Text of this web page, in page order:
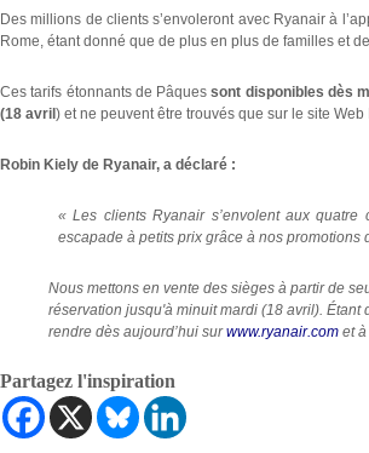
Des millions de clients s’envoleront avec Ryanair à
Rome, étant donné que de plus en plus de familles et
Ces tarifs étonnants de Pâquessont disponibles dès
(18 avril) et ne peuvent être trouvés que sur le site Web
Robin Kiely de Ryanair, a déclaré :
« Les clients Ryanair s’envolent aux
escapade à petits prix grâce à nos promotions
Nous mettons en vente des sièges à partir de
réservation jusqu'à minuit mardi (18 avril).
rendre dès aujourd’hui surwww.ryanair.com et
Partagez l'inspiration